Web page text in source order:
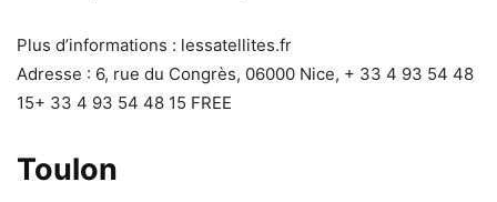
Plus d’informations : lessatellites.fr
Adresse : 6, rue du Congrès, 06000 Nice, + 33 4 93 54 48
15+ 33 4 93 54 48 15 FREE
Toulon